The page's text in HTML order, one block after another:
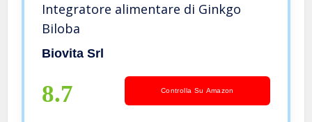
Integratore alimentare di Ginkgo
Biloba
Biovita Srl
8.7 Controlla Su Amazon